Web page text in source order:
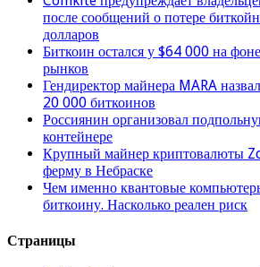
после сообщений о потере
долларов
Биткоин остался у $64 000 на
рынков
Гендиректор майнера MARA
20 000 биткоинов
Россиянин организовал
контейнере
Крупный майнер криптовалюты
ферму в Небраске
Чем именно квантовые
биткоину. Насколько реален риск
Страницы